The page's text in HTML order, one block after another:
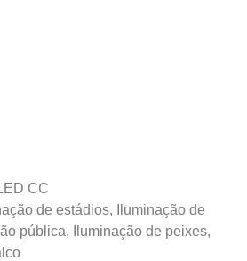
CC
de estádios, Iluminação de
pública, Iluminação de peixes,